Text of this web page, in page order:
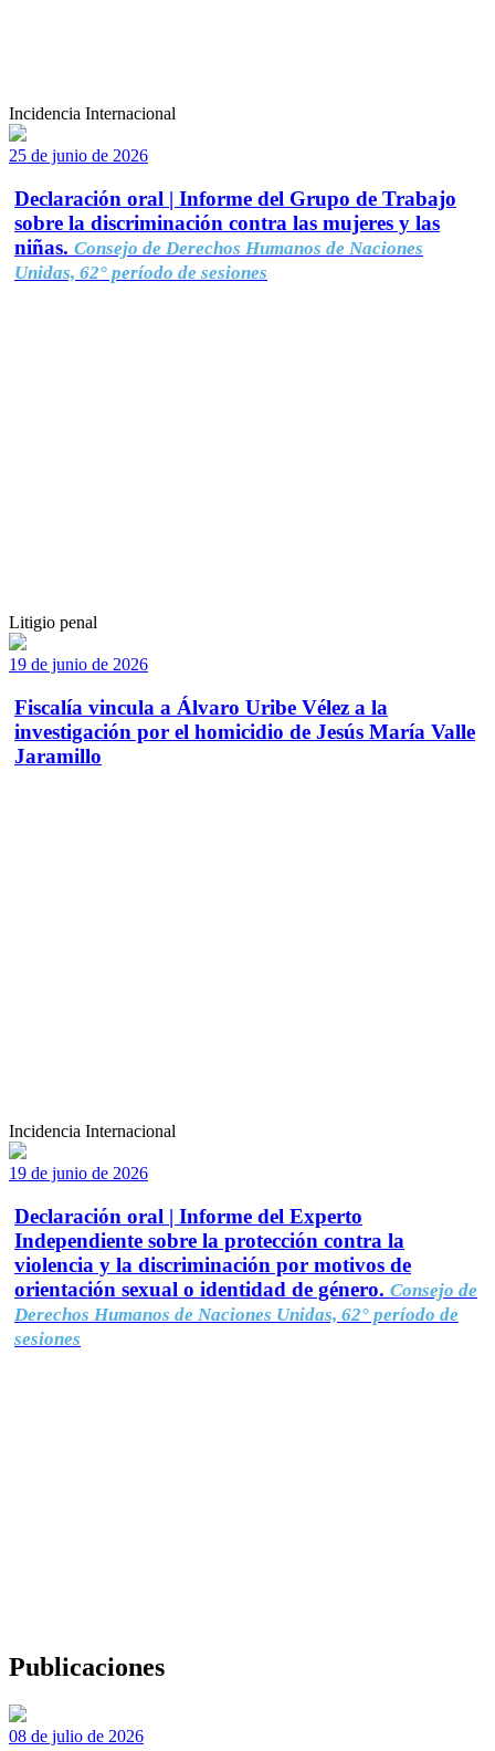
Incidencia Internacional
25 de junio de 2026
Declaración oral | Informe del Grupo de Trabajo
sobre la discriminación contra las mujeres y las
niñas. Consejo de Derechos Humanos de Naciones
Unidas, 62° período de sesiones
Litigio penal
19 de junio de 2026
Fiscalía vincula a Álvaro Uribe Vélez a la
investigación por el homicidio de Jesús María Valle
Jaramillo
Incidencia Internacional
19 de junio de 2026
Declaración oral | Informe del Experto
Independiente sobre la protección contra la
violencia y la discriminación por motivos de
orientación sexual o identidad de género. Consejo de
Derechos Humanos de Naciones Unidas, 62° período de
sesiones
Publicaciones
08 de julio de 2026